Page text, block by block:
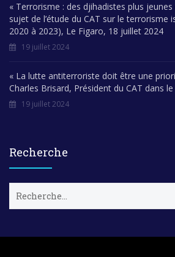
« Terrorisme : des djihadistes plus
sujet de l’étude du CAT sur le terrorisme
2020 à 2023), Le Figaro, 18 juillet 2024
19 juillet 2024
« La lutte antiterroriste doit être une
Charles Brisard, Président du CAT dans
19 juillet 2024
Recherche
c
e